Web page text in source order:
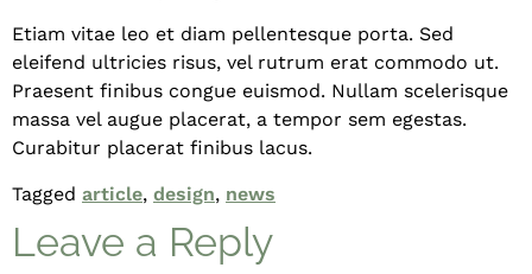
Etiam vitae leo et diam pellentesque porta. Sed
eleifend ultricies risus, vel rutrum erat commodo ut.
Praesent finibus congue euismod. Nullam scelerisque
massa vel augue placerat, a tempor sem egestas.
Curabitur placerat finibus lacus.
Tagged article, design, news
Leave a Reply